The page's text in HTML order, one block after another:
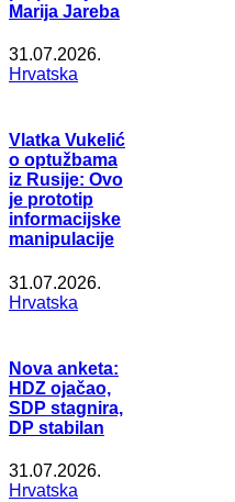
Marija Jareba
31.07.2026.
Hrvatska
Vlatka Vukelić
o optužbama
iz Rusije: Ovo
je prototip
informacijske
manipulacije
31.07.2026.
Hrvatska
Nova anketa:
HDZ ojačao,
SDP stagnira,
DP stabilan
31.07.2026.
Hrvatska